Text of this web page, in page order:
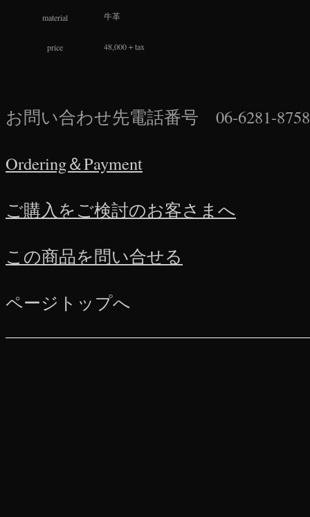
material 牛革
price 48,000＋tax
お問い合わせ先電話番号 06-6281-
Ordering＆Payment
ご購入をご検討のお客さまへ
この商品を問い合せる
ページトップへ